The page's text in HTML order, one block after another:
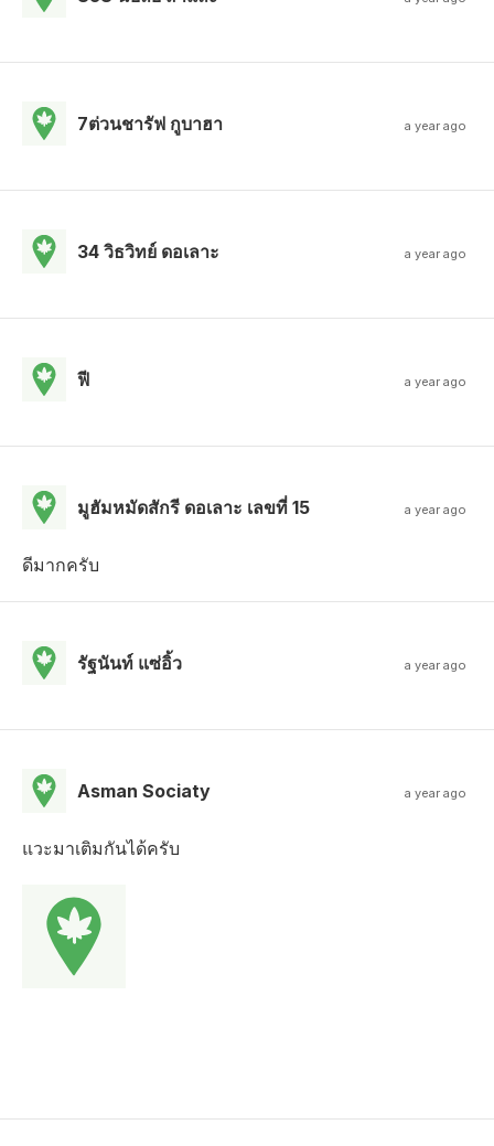
7ต่วนชารัฟ กูบาฮา a year ago
34 วิธวิทย์ ดอเลาะ a year ago
ฟี a year ago
มูฮัมหมัดสักรี ดอเลาะ เลขที่ 15 a year ago
ดีมากครับ
รัฐนันท์ แซ่อิ้ว a year ago
Asman Sociaty a year ago
แวะมาเติมกันได้ครับ